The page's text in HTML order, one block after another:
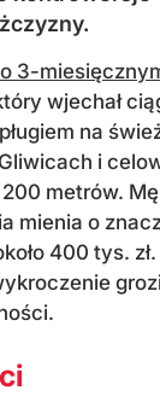
3-
wjechał
na
i
metrów.
mienia o
400 tys.